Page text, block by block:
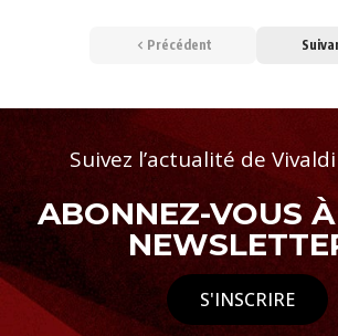
Précédent
Suivez l’actualité de
ABONNEZ-VOUS
S'INSCRIRE